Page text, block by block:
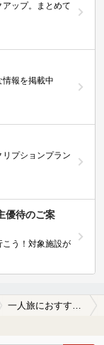
ップ。まとめて
報を掲載中
プションプラン
優待のご案
う！対象施設が
一人旅におすすめの本吉郡南三陸町の温泉、日帰り温泉、スーパー銭湯おすすめ